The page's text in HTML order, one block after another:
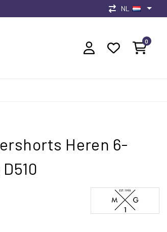
NL
0
Heren 6-